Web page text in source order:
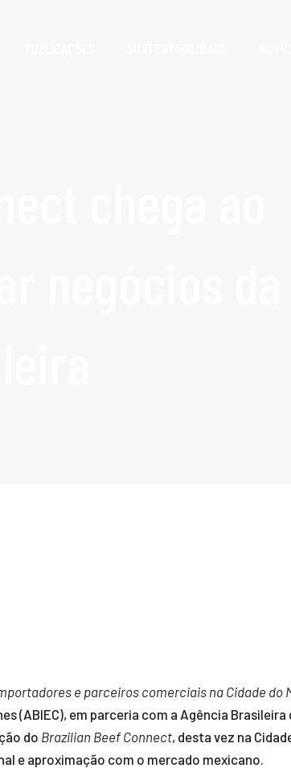
e parceiros comerciais na Cidade do
(ABIEC), em parceria com a Agência
do Brazilian Beef Connect, desta vez na
e aproximação com o mercado mexicano.